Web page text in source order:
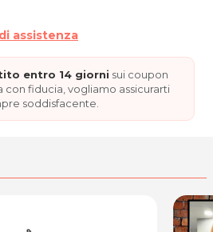
assistenza
entro 14 giorni sui coupon
con fiducia, vogliamo assicurarti
soddisfacente.